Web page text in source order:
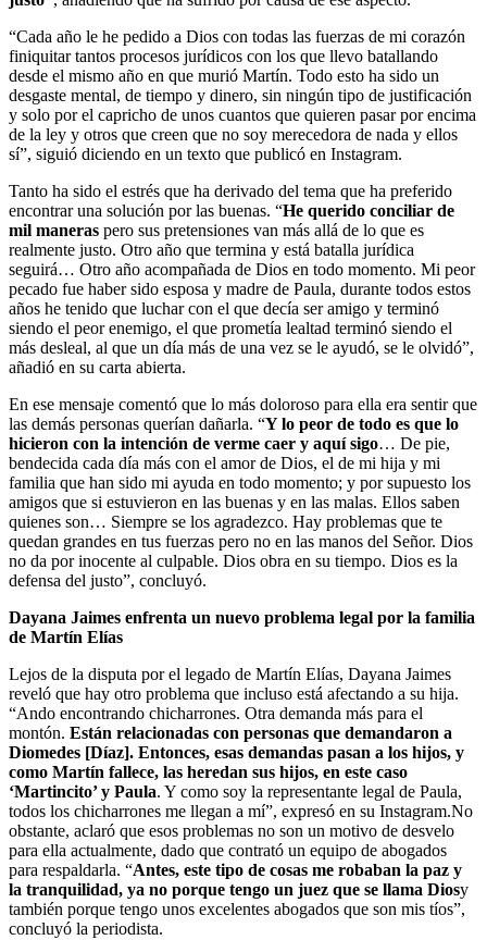
“Cada año le he pedido a Dios con todas las fuerzas de mi corazón
finiquitar tantos procesos jurídicos con los que llevo batallando
desde el mismo año en que murió Martín. Todo esto ha sido un
desgaste mental, de tiempo y dinero, sin ningún tipo de justificación
y solo por el capricho de unos cuantos que quieren pasar por encima
de la ley y otros que creen que no soy merecedora de nada y ellos
sí”, siguió diciendo en un texto que publicó en Instagram.
Tanto ha sido el estrés que ha derivado del tema que ha preferido
encontrar una solución por las buenas. “He querido conciliar de
mil maneras pero sus pretensiones van más allá de lo que es
realmente justo. Otro año que termina y está batalla jurídica
seguirá… Otro año acompañada de Dios en todo momento. Mi peor
pecado fue haber sido esposa y madre de Paula, durante todos estos
años he tenido que luchar con el que decía ser amigo y terminó
siendo el peor enemigo, el que prometía lealtad terminó siendo el
más desleal, al que un día más de una vez se le ayudó, se le olvidó”,
añadió en su carta abierta.
En ese mensaje comentó que lo más doloroso para ella era sentir que
las demás personas querían dañarla. “Y lo peor de todo es que lo
hicieron con la intención de verme caer y aquí sigo… De pie,
bendecida cada día más con el amor de Dios, el de mi hija y mi
familia que han sido mi ayuda en todo momento; y por supuesto los
amigos que si estuvieron en las buenas y en las malas. Ellos saben
quienes son… Siempre se los agradezco. Hay problemas que te
quedan grandes en tus fuerzas pero no en las manos del Señor. Dios
no da por inocente al culpable. Dios obra en su tiempo. Dios es la
defensa del justo”, concluyó.
Dayana Jaimes enfrenta un nuevo problema legal por la familia
de Martín Elías
Lejos de la disputa por el legado de Martín Elías, Dayana Jaimes
reveló que hay otro problema que incluso está afectando a su hija.
“Ando encontrando chicharrones. Otra demanda más para el
montón. Están relacionadas con personas que demandaron a
Diomedes [Díaz]. Entonces, esas demandas pasan a los hijos, y
como Martín fallece, las heredan sus hijos, en este caso
‘Martincito’ y Paula. Y como soy la representante legal de Paula,
todos los chicharrones me llegan a mí”, expresó en su Instagram.No
obstante, aclaró que esos problemas no son un motivo de desvelo
para ella actualmente, dado que contrató un equipo de abogados
para respaldarla. “Antes, este tipo de cosas me robaban la paz y
la tranquilidad, ya no porque tengo un juez que se llama Diosy
también porque tengo unos excelentes abogados que son mis tíos”,
concluyó la periodista.